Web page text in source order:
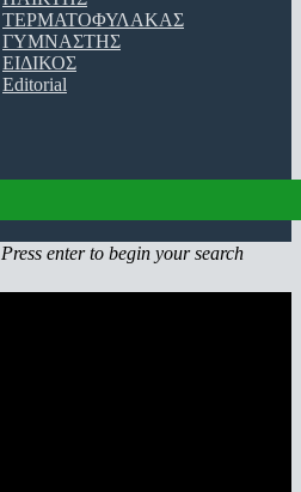
ΤΕΡΜΑΤΟΦΥΛΑΚΑΣ
ΓΥΜΝΑΣΤΗΣ
ΕΙΔΙΚΟΣ
Editorial
Press enter to begin your search